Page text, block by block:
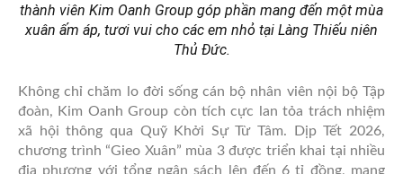
thành viên Kim Oanh Group góp phần mang đến một mùa
xuân ấm áp, tươi vui cho các em nhỏ tại Làng Thiếu niên
Thủ Đức.
Không chỉ chăm lo đời sống cán bộ nhân viên nội bộ Tập
đoàn, Kim Oanh Group còn tích cực lan tỏa trách nhiệm
xã hội thông qua Quỹ Khởi Sự Từ Tâm. Dịp Tết 2026,
chương trình “Gieo Xuân” mùa 3 được triển khai tại nhiều
địa phương với tổng ngân sách lên đến 6 tỉ đồng, mang